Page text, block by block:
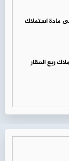
مادة استملاك
ربع العقار